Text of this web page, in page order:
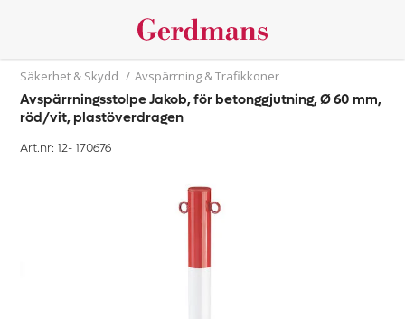
Säkerhet & Skydd / Avspärrning & Trafikkoner
Avspärrningsstolpe Jakob, för betonggjutning, Ø 60 mm,
röd/vit, plastöverdragen
Art.nr: 12-170676